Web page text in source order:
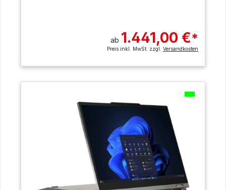
ab 1.441,00 €*
Preis inkl. MwSt. zzgl.Versandkosten